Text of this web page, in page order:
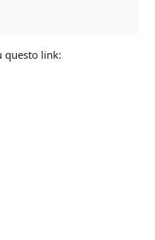
questo link: